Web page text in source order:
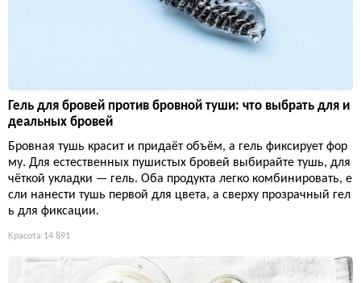
Гель для бровей против бровной туши: что выбрать для и
деальных бровей
Бровная тушь красит и придаёт объём, а гель фиксирует фор
му. Для естественных пушистых бровей выбирайте тушь, для
чёткой укладки — гель. Оба продукта легко комбинировать, е
сли нанести тушь первой для цвета, а сверху прозрачный гел
ь для фиксации.
Красота 14 891